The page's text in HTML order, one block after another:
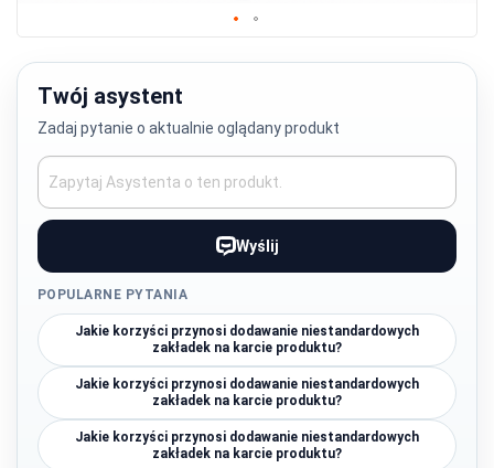
na
początek
Twój asystent
Zadaj pytanie o aktualnie oglądany produkt
Wyślij
POPULARNE PYTANIA
Jakie korzyści przynosi dodawanie niestandardowych
zakładek na karcie produktu?
Jakie korzyści przynosi dodawanie niestandardowych
zakładek na karcie produktu?
Jakie korzyści przynosi dodawanie niestandardowych
zakładek na karcie produktu?